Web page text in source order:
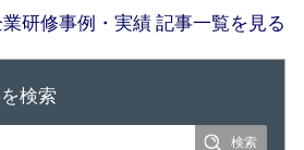
業研修事例・実績 記事一覧を見る
検索